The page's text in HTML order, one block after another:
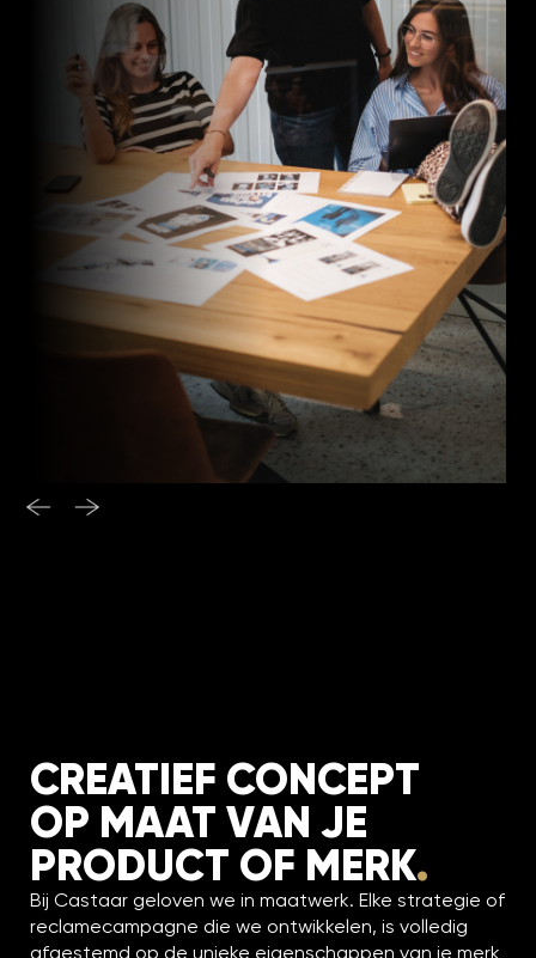
CREATIEF CONCEPT
OP MAAT VAN JE
PRODUCT OF MERK.
Bij Castaar geloven we in maatwerk. Elke strategie of
reclamecampagne die we ontwikkelen, is volledig
afgestemd op de unieke eigenschappen van je merk